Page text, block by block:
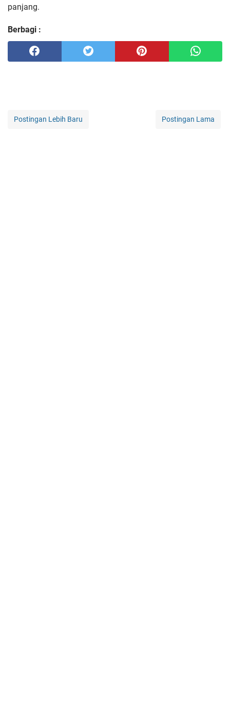
panjang.
Berbagi :
Postingan Lebih Baru Postingan Lama